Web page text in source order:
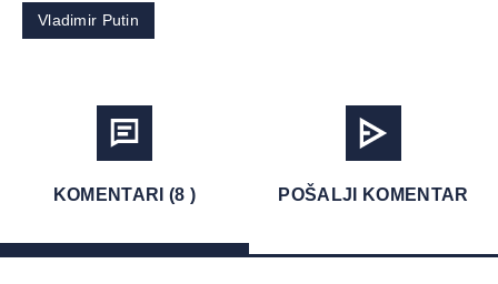
Vladimir Putin
KOMENTARI (8 ) POŠALJI KOMENTAR